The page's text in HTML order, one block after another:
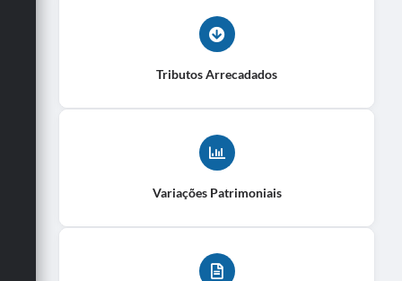
Tributos Arrecadados
Variações Patrimoniais